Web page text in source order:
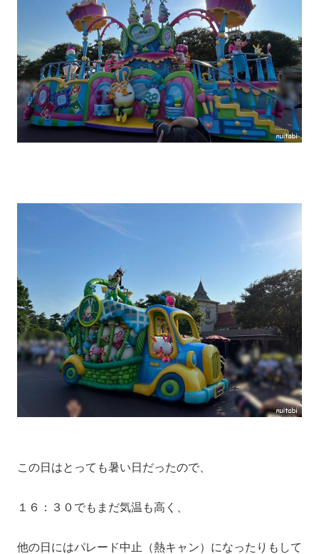
この日はとっても暑い日だったので、
１６：３０でもまだ気温も高く、
他の日にはパレード中止（熱キャン）になったりもして